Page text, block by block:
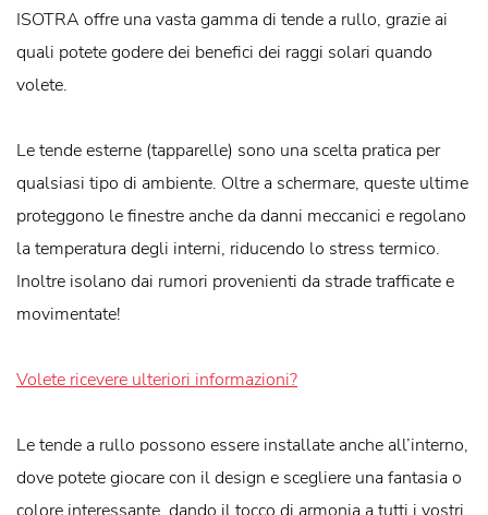
ISOTRA offre una vasta gamma di tende a rullo, grazie ai
quali potete godere dei benefici dei raggi solari quando
volete.
Le tende esterne (tapparelle) sono una scelta pratica per
qualsiasi tipo di ambiente. Oltre a schermare, queste ultime
proteggono le finestre anche da danni meccanici e regolano
la temperatura degli interni, riducendo lo stress termico.
Inoltre isolano dai rumori provenienti da strade trafficate e
movimentate!
Volete ricevere ulteriori informazioni?
Le tende a rullo possono essere installate anche all’interno,
dove potete giocare con il design e scegliere una fantasia o